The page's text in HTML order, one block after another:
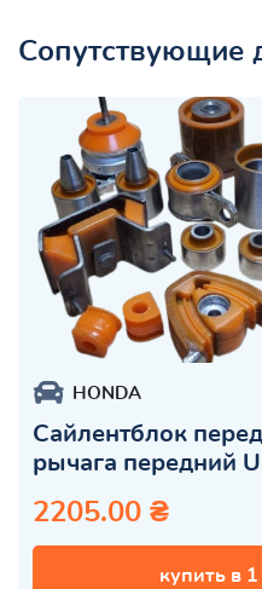
Сопутствующие
HONDA
Сайлентблок
рычага передний
2205.00 ₴
купить в